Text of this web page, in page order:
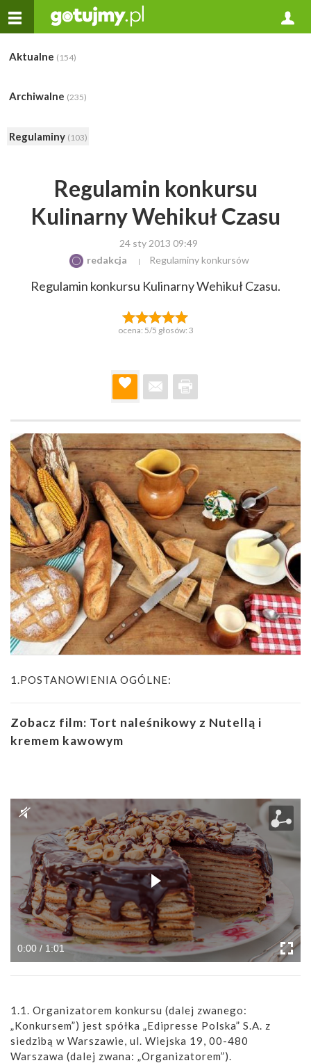
Aktualne (154)
Archiwalne (235)
Regulaminy (103)
Regulamin konkursu
Kulinarny Wehikuł Czasu
24 sty 2013 09:49
redakcja
Regulaminy konkursów
Regulamin konkursu Kulinarny Wehikuł Czasu.
ocena: 5/5 głosów: 3
1.POSTANOWIENIA OGÓLNE:
Zobacz film: Tort naleśnikowy z Nutellą i
kremem kawowym
0:00 / 1:01
1.1. Organizatorem konkursu (dalej zwanego:
„Konkursem”) jest spółka „Edipresse Polska” S.A. z
siedzibą w Warszawie, ul. Wiejska 19, 00-480
Warszawa (dalej zwana: „Organizatorem”).